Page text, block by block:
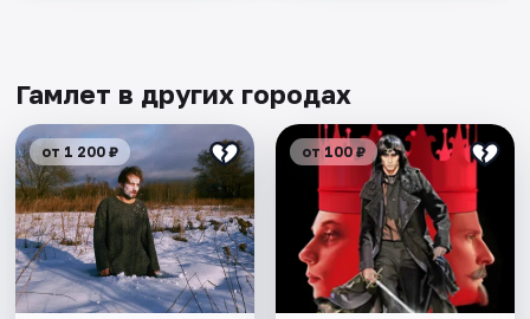
Гамлет в других городах
от 1 200 ₽ от 100 ₽